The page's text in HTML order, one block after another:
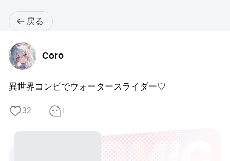
戻る
Coro
異世界コンビでウォータースライダー♡
32 1